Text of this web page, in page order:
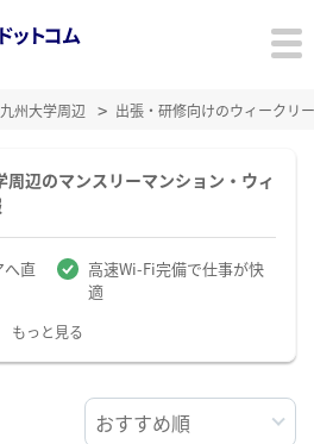
九州大学周辺 出張・研修向けのウィークリ
辺のマンスリーマンション・ウィ
へ直
高速Wi-Fi完備で仕事が快
適
もっと見る